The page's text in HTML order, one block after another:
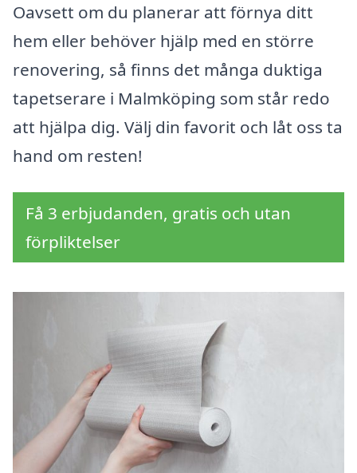
Oavsett om du planerar att förnya ditt
hem eller behöver hjälp med en större
renovering, så finns det många duktiga
tapetserare i Malmköping som står redo
att hjälpa dig. Välj din favorit och låt oss ta
hand om resten!
Få 3 erbjudanden, gratis och utan
förpliktelser